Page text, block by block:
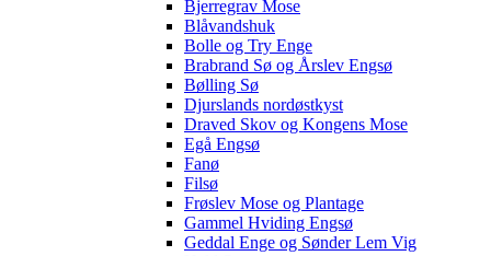
Bjerregrav Mose
Blåvandshuk
Bolle og Try Enge
Brabrand Sø og Årslev Engsø
Bølling Sø
Djurslands nordøstkyst
Draved Skov og Kongens Mose
Egå Engsø
Fanø
Filsø
Frøslev Mose og Plantage
Gammel Hviding Engsø
Geddal Enge og Sønder Lem Vig